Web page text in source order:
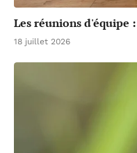
Les réunions d'équipe
18 juillet 2026